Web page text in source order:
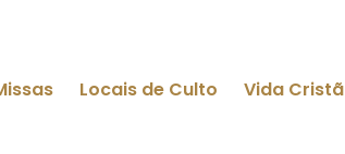
Locais de Culto Vida Cristã